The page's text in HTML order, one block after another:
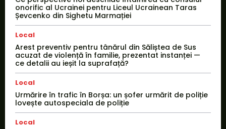
onorific al Ucrainei pentru Liceul Ucrainean Taras
Șevcenko din Sighetu Marmației
Local
Arest preventiv pentru tânărul din Săliștea de Sus
acuzat de violență în familie, prezentat instanței —
ce detalii au ieșit la suprafață?
Local
Urmărire în trafic în Borșa: un șofer urmărit de poliție
lovește autospeciala de poliție
Local